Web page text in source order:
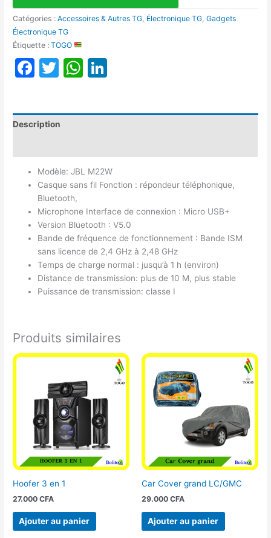
Catégories :Accessoires & Autres TG Électronique TG ,Gadgets
Électronique TG
Étiquette :TOGO
Facebook
TwitterWhatsApp
Description
Modèle: JBL M22W
Casque sans fil Fonction : répondeur téléphonique,
Bluetooth,
Microphone Interface de connexion : Micro USB+
Version Bluetooth : V5.0
Bande de fréquence de fonctionnement : Bande ISM
sans licence de 2,4 GHz à 2,48 GHz
Temps de charge normal : jusqu’à 1 h (environ)
Distance de transmission: plus de 10 M, plus stable
Puissance de transmission: classe I
Produits similaires
Hoofer 3 en 1
27.000CFA
Ajouter au panier
Car Cover grand LC/GMC
29.000 CFA
Ajouter au panier